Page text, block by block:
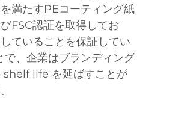
満たすPEコーティング紙
FSC認証を取得してお
ていることを保証してい
、企業はブランディング
shelf life を延ばすことが